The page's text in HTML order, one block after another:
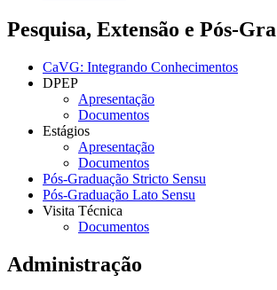
Pesquisa, Extensão e Pós-
CaVG: Integrando Conhecimentos
DPEP
Apresentação
Documentos
Estágios
Apresentação
Documentos
Pós-Graduação Stricto Sensu
Pós-Graduação Lato Sensu
Visita Técnica
Documentos
Administração